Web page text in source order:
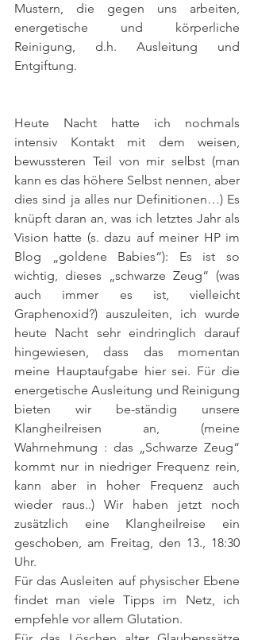
Mustern, die gegen uns arbeiten,
energetische und körperliche
Reinigung, d.h. Ausleitung und
Entgiftung.
Heute Nacht hatte ich nochmals
intensiv Kontakt mit dem weisen,
bewussteren Teil von mir selbst (man
kann es das höhere Selbst nennen, aber
dies sind ja alles nur Definitionen…) Es
knüpft daran an, was ich letztes Jahr als
Vision hatte (s. dazu auf meiner HP im
Blog „goldene Babies“): Es ist so
wichtig, dieses „schwarze Zeug“ (was
auch immer es ist, vielleicht
Graphenoxid?) auszuleiten, ich wurde
heute Nacht sehr eindringlich darauf
hingewiesen, dass das momentan
meine Hauptaufgabe hier sei. Für die
energetische Ausleitung und Reinigung
bieten wir be-ständig unsere
Klangheilreisen an, (meine
Wahrnehmung : das „Schwarze Zeug“
kommt nur in niedriger Frequenz rein,
kann aber in hoher Frequenz auch
wieder raus..) Wir haben jetzt noch
zusätzlich eine Klangheilreise ein
geschoben, am Freitag, den 13., 18:30
Uhr.
Für das Ausleiten auf physischer Ebene
findet man viele Tipps im Netz, ich
empfehle vor allem Glutation.